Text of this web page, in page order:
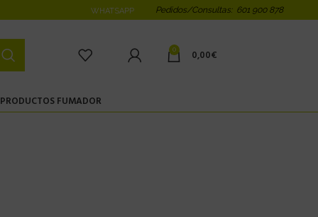
WHATSAPP Pedidos/Consultas: 601 900 878
0 0,00€
PRODUCTOS FUMADOR